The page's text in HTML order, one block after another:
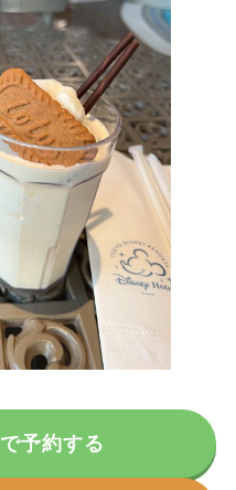
予約する